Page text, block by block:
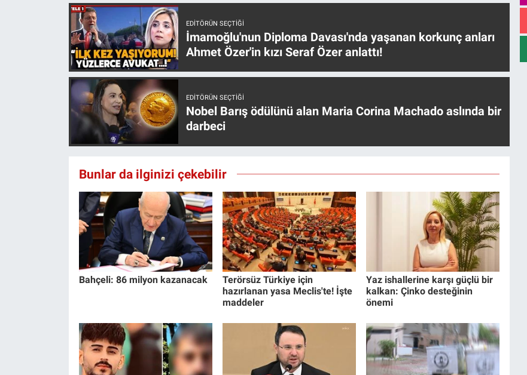
EDITÖRÜN SEÇTIĞI
İmamoğlu'nun Diploma Davası'nda yaşanan korkunç anları
Ahmet Özer'in kızı Seraf Özer anlattı!
EDITÖRÜN SEÇTIĞI
Nobel Barış ödülünü alan Maria Corina Machado aslında bir
darbeci
Bunlar da ilginizi çekebilir
Bahçeli: 86 milyon kazanacak
Terörsüz Türkiye için
hazırlanan yasa Meclis'te! İşte
maddeler
Yaz ishallerine karşı güçlü bir
kalkan: Çinko desteğinin
önemi
Türkiye'nin Geleceği
Türkiye'nin Gündemi
Yerel Gündem
Yerel Yaşam
Canlı Yayın